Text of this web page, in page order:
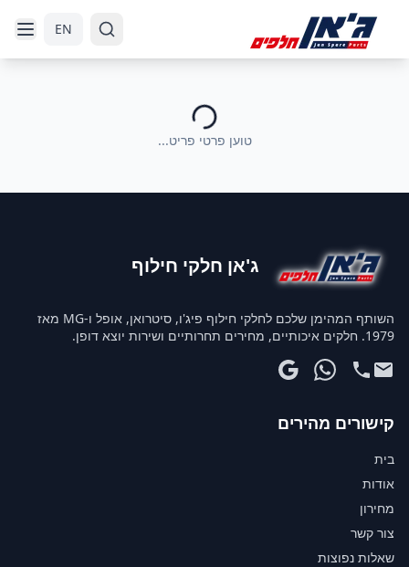
EN
טוען פרטי פריט...
ג'אן חלקי חילוף
השותף המהימן שלכם לחלקי חילוף פיג'ו, סיטרואן, אופל ו-MG מאז
1979. חלקים איכותיים, מחירים תחרותיים ושירות יוצא דופן.
קישורים מהירים
בית
אודות
מחירון
צור קשר
שאלות נפוצות